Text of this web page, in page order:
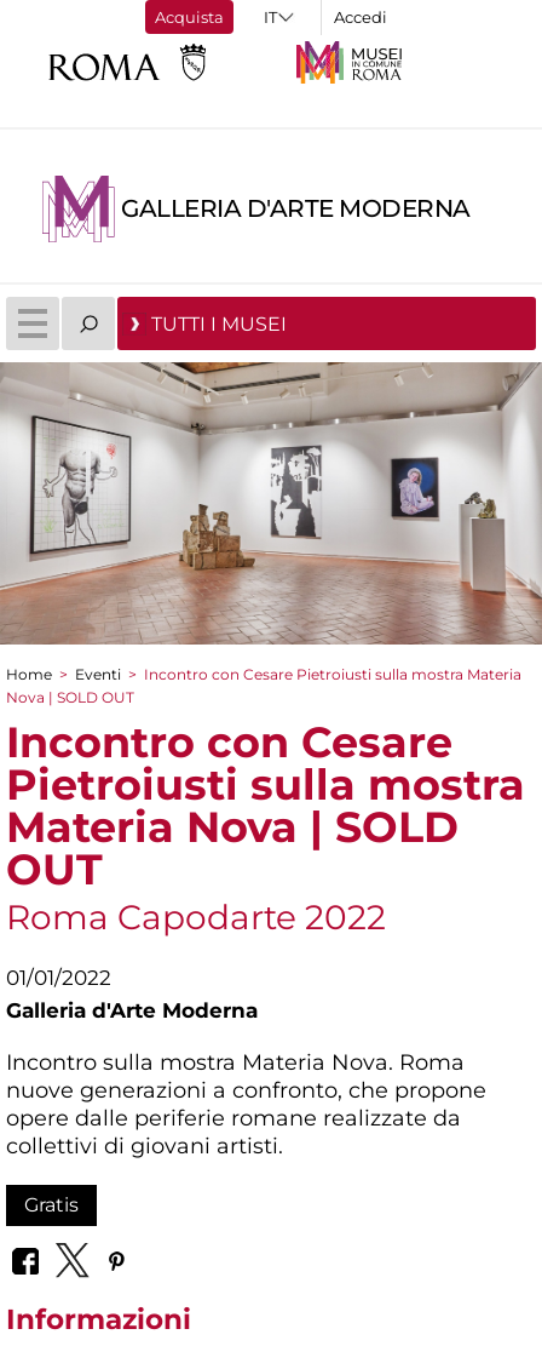
Acquista Accedi
GALLERIA D'ARTE MODERNA
TUTTI I MUSEI
Tu sei qui
Home > Eventi > Incontro con Cesare Pietroiusti sulla mostra Materia
Nova | SOLD OUT
Incontro con Cesare
Pietroiusti sulla mostra
Materia Nova | SOLD
OUT
Roma Capodarte 2022
01/01/2022
Galleria d'Arte Moderna
Incontro sulla mostra Materia Nova. Roma
nuove generazioni a confronto, che propone
opere dalle periferie romane realizzate da
collettivi di giovani artisti.
Gratis
Informazioni